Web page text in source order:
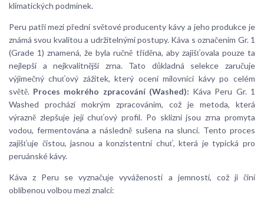
klimatických podmínek.
Peru patří mezi přední světové producenty kávy a jeho produkce je
známá svou kvalitou a udržitelnými postupy. Káva s označením Gr. 1
(Grade 1) znamená, že byla ručně tříděna, aby zajišťovala pouze ta
nejlepší a nejkvalitnější zrna. Tato důkladná selekce zaručuje
výjimečný chuťový zážitek, který ocení milovníci kávy po celém
světě. Proces mokrého zpracování (Washed): Káva Peru Gr. 1
Washed prochází mokrým zpracováním, což je metoda, která
výrazně zlepšuje její chuťový profil. Po sklizni jsou zrna promyta
vodou, fermentována a následně sušena na slunci. Tento proces
zajišťuje čistou, jasnou a konzistentní chuť, která je typická pro
peruánské kávy.
Káva z Peru se vyznačuje vyvážeností a jemností, což ji činí
oblíbenou volbou mezi znalci: